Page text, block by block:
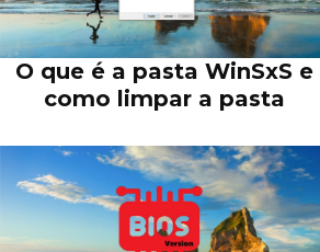
O que é a pasta WinSxS e
como limpar a pasta